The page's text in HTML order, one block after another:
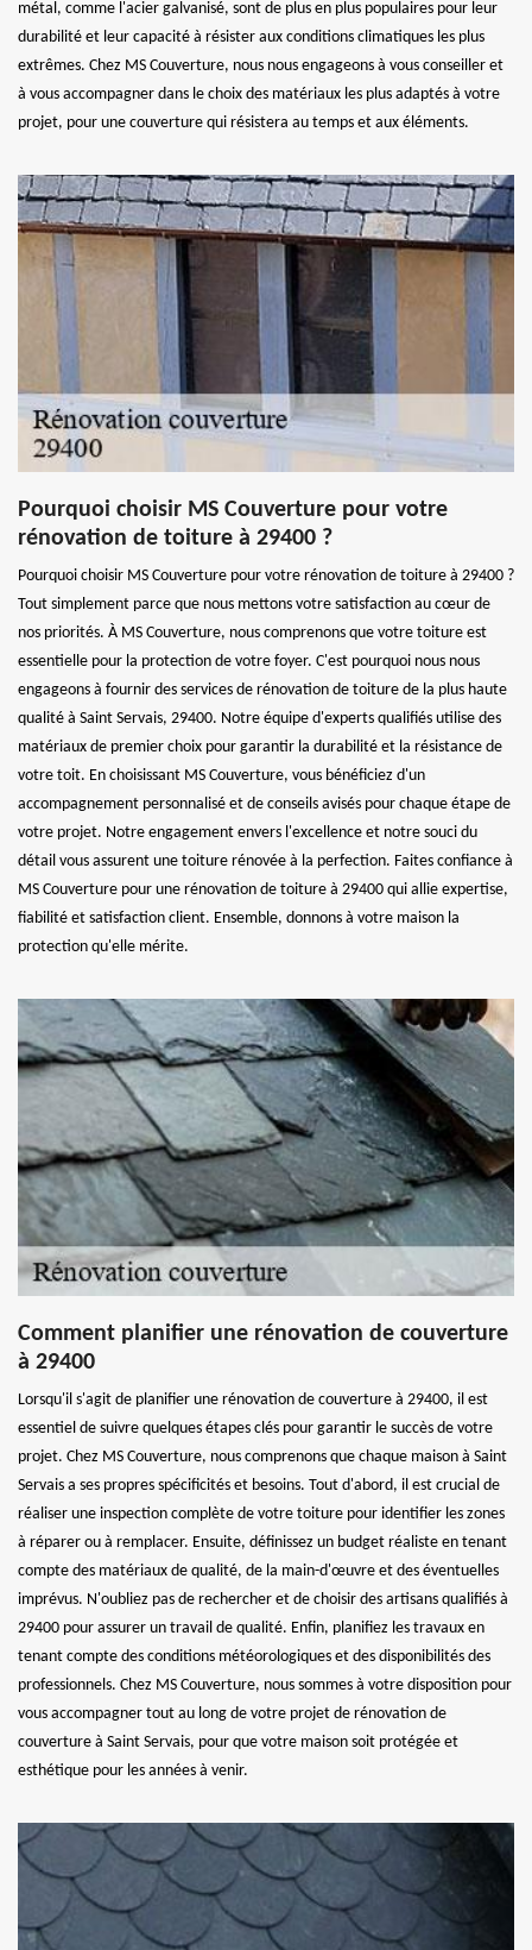
métal, comme l'acier galvanisé, sont de plus en plus populaires pour leur
durabilité et leur capacité à résister aux conditions climatiques les plus
extrêmes. Chez MS Couverture, nous nous engageons à vous conseiller et
à vous accompagner dans le choix des matériaux les plus adaptés à votre
projet, pour une couverture qui résistera au temps et aux éléments.
Pourquoi choisir MS Couverture pour votre
rénovation de toiture à 29400 ?
Pourquoi choisir MS Couverture pour votre rénovation de toiture à 29400 ?
Tout simplement parce que nous mettons votre satisfaction au cœur de
nos priorités. À MS Couverture, nous comprenons que votre toiture est
essentielle pour la protection de votre foyer. C'est pourquoi nous nous
engageons à fournir des services de rénovation de toiture de la plus haute
qualité à Saint Servais, 29400. Notre équipe d'experts qualifiés utilise des
matériaux de premier choix pour garantir la durabilité et la résistance de
votre toit. En choisissant MS Couverture, vous bénéficiez d'un
accompagnement personnalisé et de conseils avisés pour chaque étape de
votre projet. Notre engagement envers l'excellence et notre souci du
détail vous assurent une toiture rénovée à la perfection. Faites confiance à
MS Couverture pour une rénovation de toiture à 29400 qui allie expertise,
fiabilité et satisfaction client. Ensemble, donnons à votre maison la
protection qu'elle mérite.
Comment planifier une rénovation de couverture
à 29400
Lorsqu'il s'agit de planifier une rénovation de couverture à 29400, il est
essentiel de suivre quelques étapes clés pour garantir le succès de votre
projet. Chez MS Couverture, nous comprenons que chaque maison à Saint
Servais a ses propres spécificités et besoins. Tout d'abord, il est crucial de
réaliser une inspection complète de votre toiture pour identifier les zones
à réparer ou à remplacer. Ensuite, définissez un budget réaliste en tenant
compte des matériaux de qualité, de la main-d'œuvre et des éventuelles
imprévus. N'oubliez pas de rechercher et de choisir des artisans qualifiés à
29400 pour assurer un travail de qualité. Enfin, planifiez les travaux en
tenant compte des conditions météorologiques et des disponibilités des
professionnels. Chez MS Couverture, nous sommes à votre disposition pour
vous accompagner tout au long de votre projet de rénovation de
couverture à Saint Servais, pour que votre maison soit protégée et
esthétique pour les années à venir.